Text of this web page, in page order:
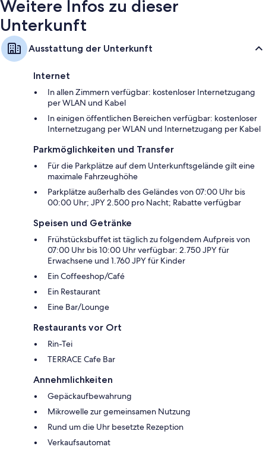
Weitere Infos zu dieser
Unterkunft
Ausstattung der Unterkunft
Internet
In allen Zimmern verfügbar: kostenloser Internetzugang
per WLAN und Kabel
In einigen öffentlichen Bereichen verfügbar: kostenloser
Internetzugang per WLAN und Internetzugang per Kabel
Parkmöglichkeiten und Transfer
Für die Parkplätze auf dem Unterkunftsgelände gilt eine
maximale Fahrzeughöhe
Parkplätze außerhalb des Geländes von 07:00 Uhr bis
00:00 Uhr; JPY 2.500 pro Nacht; Rabatte verfügbar
Speisen und Getränke
Frühstücksbuffet ist täglich zu folgendem Aufpreis von
07:00 Uhr bis 10:00 Uhr verfügbar: 2.750 JPY für
Erwachsene und 1.760 JPY für Kinder
Ein Coffeeshop/Café
Ein Restaurant
Eine Bar/Lounge
Restaurants vor Ort
Rin-Tei
TERRACE Cafe Bar
Annehmlichkeiten
Gepäckaufbewahrung
Mikrowelle zur gemeinsamen Nutzung
Rund um die Uhr besetzte Rezeption
Verkaufsautomat